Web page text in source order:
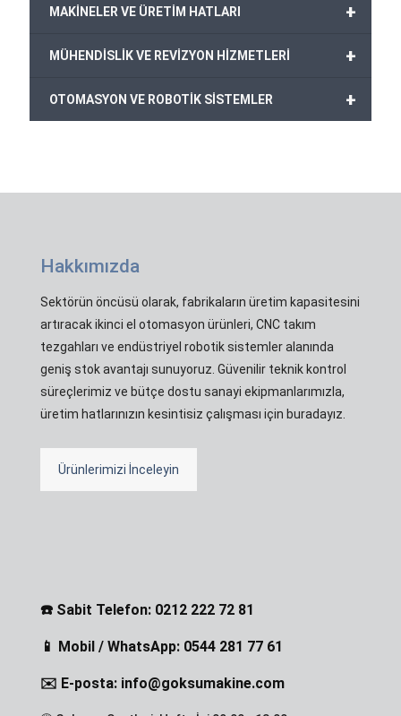
+
MAKİNELER VE ÜRETİM HATLARI
+
MÜHENDİSLİK VE REVİZYON HİZMETLERİ
+
OTOMASYON VE ROBOTİK SİSTEMLER
Hakkımızda
Sektörün öncüsü olarak, fabrikaların üretim kapasitesini
artıracak ikinci el otomasyon ürünleri, CNC takım
tezgahları ve endüstriyel robotik sistemler alanında
geniş stok avantajı sunuyoruz. Güvenilir teknik kontrol
süreçlerimiz ve bütçe dostu sanayi ekipmanlarımızla,
üretim hatlarınızın kesintisiz çalışması için buradayız.
Ürünlerimizi İnceleyin
☎️ Sabit Telefon: 0212 222 72 81
📱 Mobil / WhatsApp: 0544 281 77 61
✉️ E-posta: info@goksumakine.com